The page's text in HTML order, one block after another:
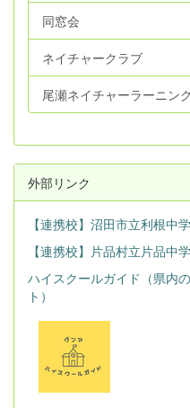
同窓会
ネイチャークラブ
尾瀬ネイチャーラーニン
外部リンク
【連携校】沼田市立利根中
【連携校】片品村立片品中
ハイスクールガイド（県内
ト）